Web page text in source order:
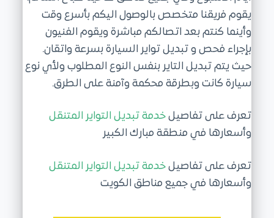
يقوم فريقنا متخصص بالوصول اليكم بأسرع وقت
وأينما كنتم بعد اتصالكم مباشرة ويقوم الفنيون
بإجراء فحص و تبديل تواير السيارة بسرعة واتقان.
حيث يتم تبديل التاير بنفس النوع المطلوب ولأي نوع
سيارة كانت وبطرقة محكمة وآمنة على الطرق.
تعرف على تفاصيل خدمة تبديل التواير المتنقل
وأسعارها في منطقة مبارك الكبير
تعرف على تفاصيل خدمة تبديل التواير المتنقل
وأسعارها في جميع مناطق الكويت